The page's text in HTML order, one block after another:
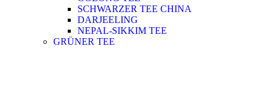
SCHWARZER TEE CHINA
DARJEELING
NEPAL-SIKKIM TEE
GRÜNER TEE